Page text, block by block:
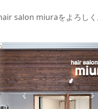
salon miuraをよろしく